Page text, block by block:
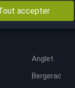
Anglet
Bergerac
accepter